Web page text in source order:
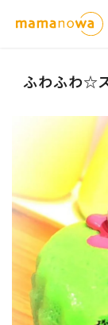
ふわふわ☆